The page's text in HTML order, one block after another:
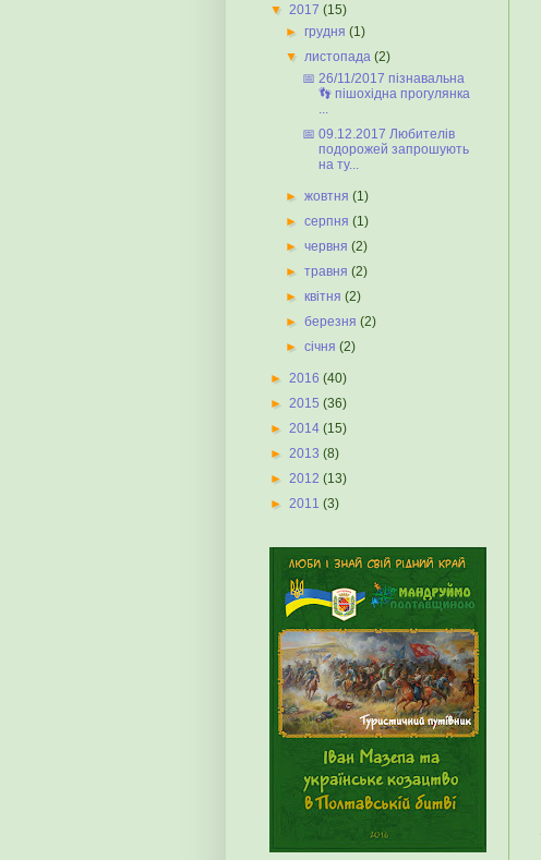
▼ 2017 (15)
►грудня(1)
▼ листопада(2)
📅 26/11/2017 пізнавальна
👣 пішохідна прогулянка
📅 09.12.2017 Любителів
подорожей запрошують
на ту...
►жовтня(1)
►серпня(1)
►червня(2)
►травня(2)
►квітня(2)
►березня(2)
►січня(2)
► 2016 (40)
► 2015 (36)
► 2014 (15)
► 2013 (8)
► 2012 (13)
► 2011 (3)